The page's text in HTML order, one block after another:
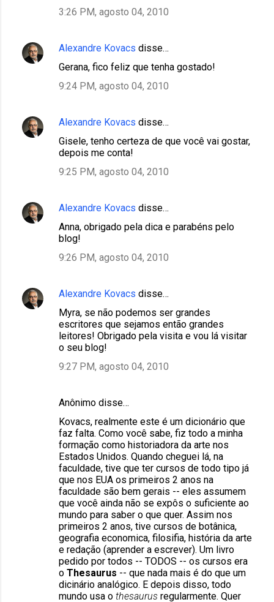
3:26 PM, agosto 04, 2010
Alexandre Kovacs disse…
Gerana, fico feliz que tenha gostado!
9:24 PM, agosto 04, 2010
Alexandre Kovacs disse…
Gisele, tenho certeza de que você vai gostar,
depois me conta!
9:25 PM, agosto 04, 2010
Alexandre Kovacs disse…
Anna, obrigado pela dica e parabéns pelo
blog!
9:26 PM, agosto 04, 2010
Alexandre Kovacs disse…
Myra, se não podemos ser grandes
escritores que sejamos então grandes
leitores! Obrigado pela visita e vou lá visitar
o seu blog!
9:27 PM, agosto 04, 2010
Anônimo disse…
Kovacs, realmente este é um dicionário que
faz falta. Como você sabe, fiz todo a minha
formação como historiadora da arte nos
Estados Unidos. Quando cheguei lá, na
faculdade, tive que ter cursos de todo tipo já
que nos EUA os primeiros 2 anos na
faculdade são bem gerais -- eles assumem
que você ainda não se expôs o suficiente ao
mundo para saber o que quer. Assim nos
primeiros 2 anos, tive cursos de botânica,
geografia economica, filosifia, história da arte
e redação (aprender a escrever). Um livro
pedido por todos -- TODOS -- os cursos era
o Thesaurus -- que nada mais é do que um
dicinário analógico. E depois disso, todo
mundo usa o thesaurus regularmente. Quer